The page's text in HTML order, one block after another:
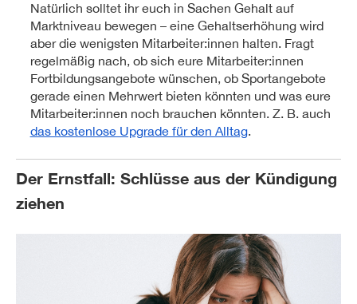
Natürlich solltet ihr euch in Sachen Gehalt auf
Marktniveau bewegen – eine Gehaltserhöhung wird
aber die wenigsten Mitarbeiter:innen halten. Fragt
regelmäßig nach, ob sich eure Mitarbeiter:innen
Fortbildungsangebote wünschen, ob Sportangebote
gerade einen Mehrwert bieten könnten und was eure
Mitarbeiter:innen noch brauchen könnten. Z. B. auch
das kostenlose Upgrade für den Alltag.
Der Ernstfall: Schlüsse aus der Kündigung
ziehen